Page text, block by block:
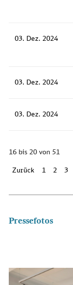
03. Dez. 2024
03. Dez. 2024
03. Dez. 2024
16 bis 20 von 51
Zurück 1 2 3
Pressefotos